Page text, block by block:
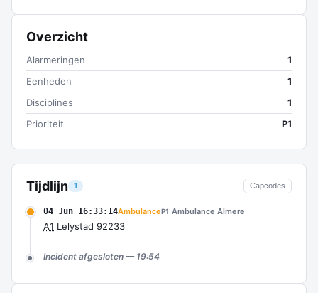
Tijdlijn 1 Capcodes
04 Jun 16:33:14AmbulanceP1 Ambulance Almere
A1 Lelystad 92233
Incident afgesloten — 19:54
Overzicht
Alarmeringen
1
Eenheden
1
Disciplines
1
Prioriteit
P1